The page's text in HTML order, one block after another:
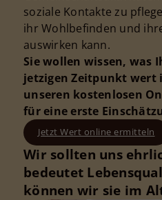
soziale Kontakte zu
ihr Wohlbefinden und
auswirken kann.
Sie wollen wissen, was
jetzigen Zeitpunkt wert
unseren kostenlosen
für eine erste
Jetzt Wert online ermitteln
Wir sollten uns
bedeutet
können wir sie im